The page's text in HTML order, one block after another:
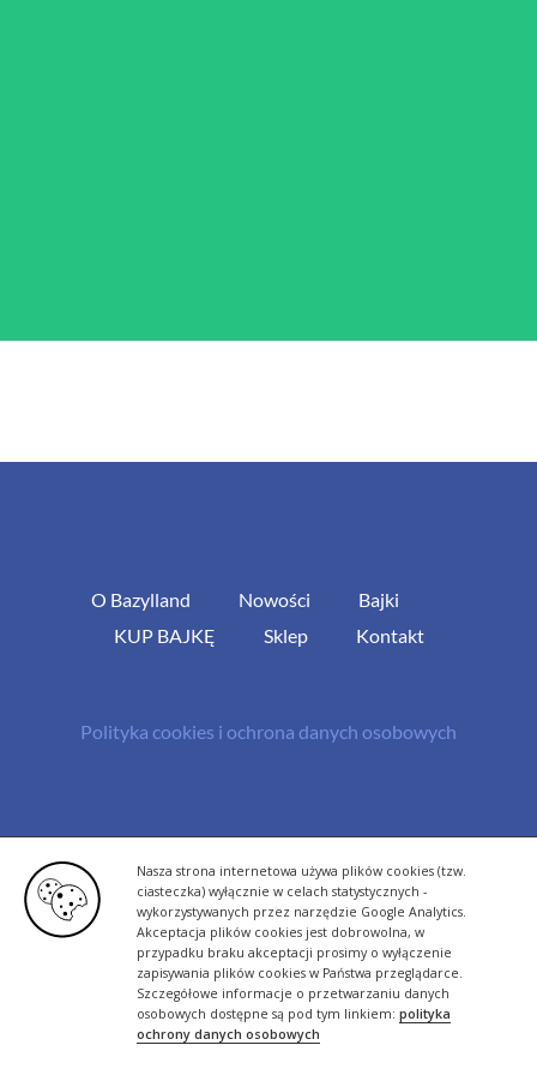
Nasza strona internetowa używa plików cookies (tzw.
ciasteczka) wyłącznie w celach statystycznych -
wykorzystywanych przez narzędzie Google Analytics.
Akceptacja plików cookies jest dobrowolna, w
przypadku braku akceptacji prosimy o wyłączenie
zapisywania plików cookies w Państwa przeglądarce.
Szczegółowe informacje o przetwarzaniu danych
osobowych dostępne są pod tym linkiem: polityka
ochrony danych osobowych
O Bazylland Nowości
Bajki
KUP BAJKĘ
Sklep Kontakt
Polityka cookies i ochrona danych osobowych
rutyna.pl - tworzenie stron www